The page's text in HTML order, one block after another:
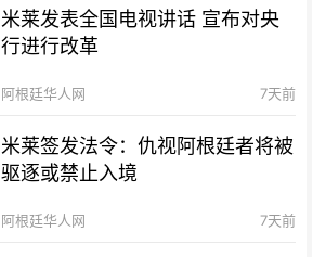
米莱发表全国电视讲话 宣布对央
行进行改革
阿根廷华人网 7天前
米莱签发法令：仇视阿根廷者将被
驱逐或禁止入境
阿根廷华人网 7天前